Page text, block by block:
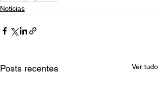
Notícias
Posts recentes Ver tudo